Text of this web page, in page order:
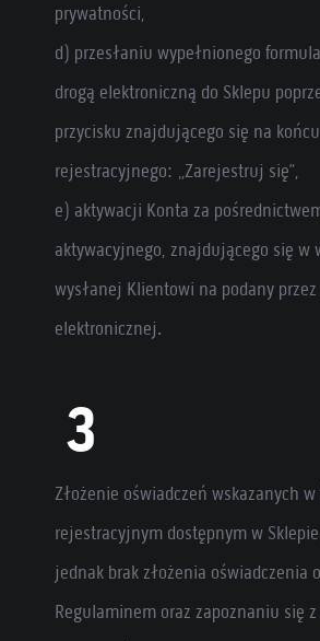
prywatności,
d) przesłaniu wypełnionego
drogą elektroniczną do Sklepu
przycisku znajdującego się na
rejestracyjnego: „Zarejestruj się”,
e) aktywacji Konta za
aktywacyjnego, znajdującego się w
wysłanej Klientowi na podany
elektronicznej.
Złożenie oświadczeń wskazanych
rejestracyjnym dostępnym w
jednak brak złożenia oświadczenia
Regulaminem oraz zapoznaniu się